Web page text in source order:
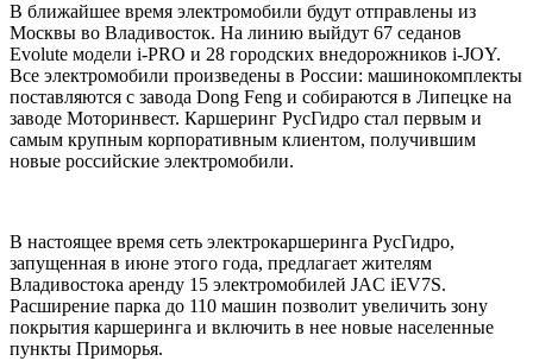
В ближайшее время электромобили будут отправлены из
Москвы во Владивосток. На линию выйдут 67 седанов
Evolute модели i-PRO и 28 городских внедорожников i-JOY.
Все электромобили произведены в России: машинокомплекты
поставляются с завода Dong Feng и собираются в Липецке на
заводе Моторинвест. Каршеринг РусГидро стал первым и
самым крупным корпоративным клиентом, получившим
новые российские электромобили.
В настоящее время сеть электрокаршеринга РусГидро,
запущенная в июне этого года, предлагает жителям
Владивостока аренду 15 электромобилей JAC iEV7S.
Расширение парка до 110 машин позволит увеличить зону
покрытия каршеринга и включить в нее новые населенные
пункты Приморья.